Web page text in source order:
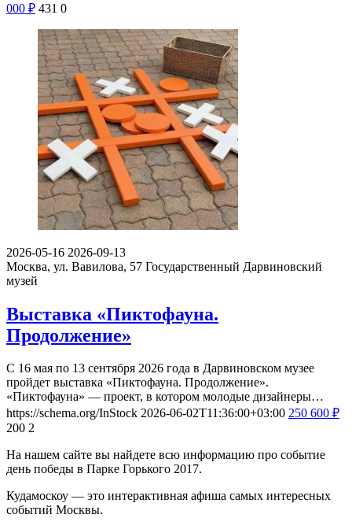
000 ₽ 431 0
2026-05-16 2026-09-13
Москва, ул. Вавилова, 57 Государственный Дарвиновский
музей
Выставка «Пиктофауна.
Продолжение»
С 16 мая по 13 сентября 2026 года в Дарвиновском музее
пройдет выставка «Пиктофауна. Продолжение».
«Пиктофауна» — проект, в котором молодые дизайнеры…
https://schema.org/InStock 2026-06-02T11:36:00+03:00 250 600 ₽
200 2
На нашем сайте вы найдете всю информацию про событие
день победы в Парке Горького 2017.
Кудамоскоу — это интерактивная афиша самых интересных
событий Москвы.